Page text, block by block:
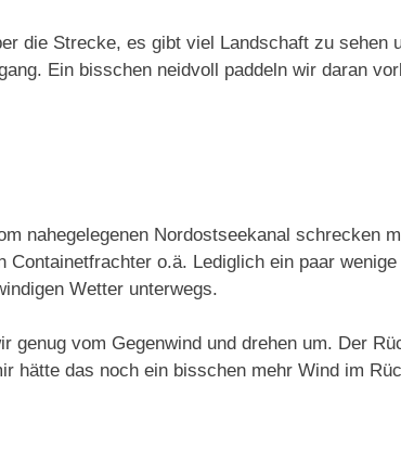
die Strecke, es gibt viel Landschaft zu sehen
Ein bisschen neidvoll paddeln wir daran
nahegelegenen Nordostseekanal schrecken
Containetfrachter o.ä. Lediglich ein paar
Wetter unterwegs.
genug vom Gegenwind und drehen um. Der
hätte das noch ein bisschen mehr Wind im